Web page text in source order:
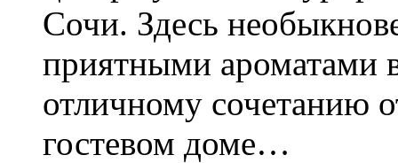
Сочи. Здесь
приятными ароматами
отличному сочетанию
гостевом доме…